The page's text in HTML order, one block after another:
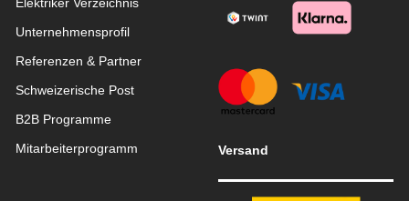
Unternehmensprofil
Referenzen & Partner
Schweizerische Post
B2B Programme
Mitarbeiterprogramm
Versand